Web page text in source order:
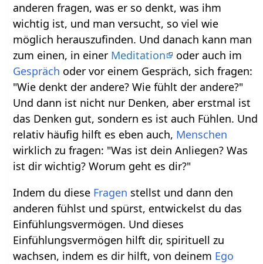
anderen fragen, was er so denkt, was ihm
wichtig ist, und man versucht, so viel wie
möglich herauszufinden. Und danach kann man
zum einen, in einer Meditation
oder auch im
Gespräch oder vor einem Gespräch, sich fragen:
"Wie denkt der andere? Wie fühlt der andere?"
Und dann ist nicht nur Denken, aber erstmal ist
das Denken gut, sondern es ist auch Fühlen. Und
relativ häufig hilft es eben auch, Menschen
wirklich zu fragen: "Was ist dein Anliegen? Was
ist dir wichtig? Worum geht es dir?"
Indem du diese Fragen stellst und dann den
anderen fühlst und spürst, entwickelst du das
Einfühlungsvermögen. Und dieses
Einfühlungsvermögen hilft dir, spirituell zu
wachsen, indem es dir hilft, von deinem Ego